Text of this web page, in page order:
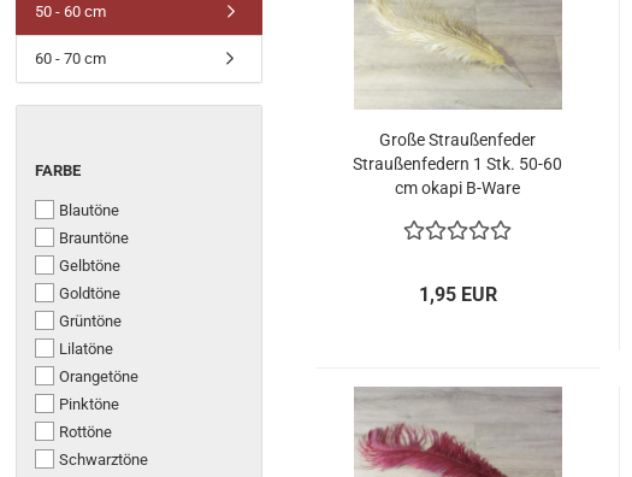
Große Straußenfeder
Straußenfedern 1 Stk. 50-60
cm okapi B-Ware
1,95 EUR
50 - 60 cm
60 - 70 cm
FARBE
FARBE
Blautöne
Brauntöne
Gelbtöne
Goldtöne
Grüntöne
Lilatöne
Orangetöne
Pinktöne
Rottöne
Schwarztöne